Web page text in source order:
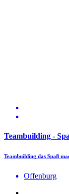
Teambuilding -
Teambuilding das Spaß
Offenburg